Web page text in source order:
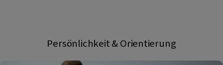
Persönlichkeit & Orientierung